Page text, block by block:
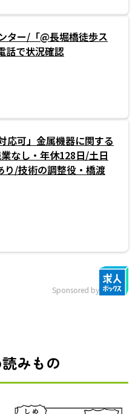
ター/「@長堀橋徒歩ス
話で状況確認
応可」金属機器に関する
なし・年休128日/土日
り/技術の調整役・橋渡
Sponsored by
みもの